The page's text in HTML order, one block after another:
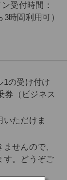
受付時間：
時間利用可）
1の受け付け
券（ビジネス
ただけま
せんので、
す。どうぞご